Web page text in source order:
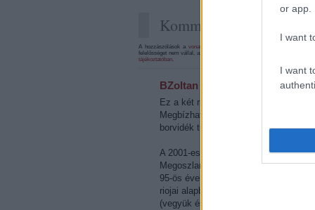
or app.
I want
I want
Kommentek:
A hozzászólások a vonatkozó jogszabályok
felelősséget nem vállal, azokat nem ellenőrzi. Kifogás esetén forduljon
tájékoztatóban.
BZoltan http://www.juhfark.hu
Ez a két riojai bor az ékes példája
Megbízható minőség, izgalmas és jó
borvidék tudja ezt.
A 2001-es és a 2004-es évjáratok így
Megoszlanak a vélemények, de
95-ös éveket. Kár, hogy kimaradt a
riojai alapborok azok amik
(vegyük észre, hogy minőségi